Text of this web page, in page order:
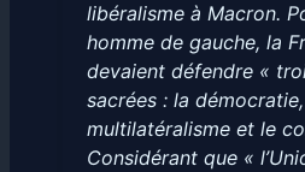
libéralisme à Macron.
homme de gauche, la
devaient défendre «
sacrées : la
multilatéralisme et le
Considérant que «